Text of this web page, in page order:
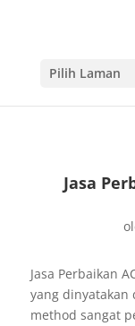
Pilih Laman
Jasa
Jasa Perbaikan
yang dinyatakan
method sangat